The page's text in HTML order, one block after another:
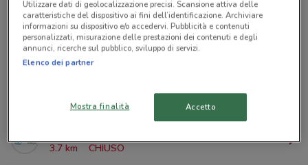
Via Cascina Clodia, 179 Roma
1.2 km
CHIUSO
3.7 km
CHIUSO
Utilizzare dati di geolocalizzazione precisi. Scansione attiva delle
caratteristiche del dispositivo ai fini dell’identificazione. Archiviare
informazioni su dispositivo e/o accedervi. Pubblicità e contenuti
personalizzati, misurazione delle prestazioni dei contenuti e degli
annunci, ricerche sul pubblico, sviluppo di servizi.
Elenco dei partner
Mostra finalità Accetto